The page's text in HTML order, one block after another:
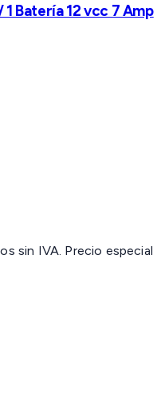
Batería 12 vcc 7 Amp
sin IVA. Precio especial